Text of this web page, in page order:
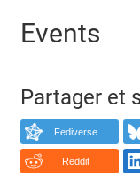
Events
Partager et
Fediverse
Reddit